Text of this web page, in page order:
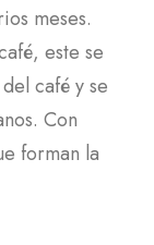
meses.
este se
café y se
Con
forman la